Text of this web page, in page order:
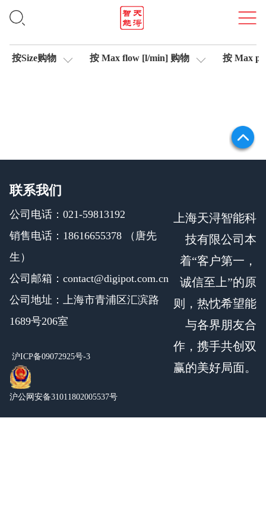
比例溢流阀
按Size购物 按 Max flow [l/min] 购物 按 Max
联系我们
公司电话：021-59813192
销售电话：18616655378 （唐先
生）
公司邮箱：contact@digipot.com.cn
公司地址：上海市青浦区汇滨路
1689号206室
沪ICP备09072925号-3
沪公网安备31011802005537号
上海天浔智能科
技有限公司本
着“客户第一，
诚信至上”的原
则，热忱希望能
与各界朋友合
作，携手共创双
赢的美好局面。